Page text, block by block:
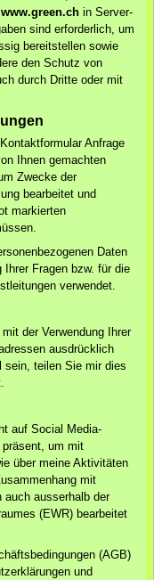
www.green.ch in Server-
sind erforderlich, um
bereitstellen sowie
den Schutz von
durch Dritte oder mit
Anfrage
Ihnen gemachten
Zwecke der
bearbeitet und
markierten
Daten
Fragen bzw. für die
verwendet.
der Verwendung Ihrer
ausdrücklich
sein, teilen Sie mir dies
auf Social Media-
präsent, um mit
über meine Aktivitäten
mit
auch ausserhalb der
(EWR) bearbeitet
(AGB)
und